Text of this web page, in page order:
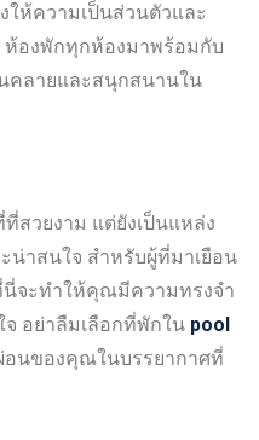
ให้ความเป็นส่วนตัวและ
ห้องพักทุกห้องมาพร้อมกับ
คลายและสนุกสนานใน
สวยงาม แต่ยังเป็นแหล่ง
น่าสนใจ สำหรับผู้ที่มาเยือน
จะทำให้คุณมีความทรงจำ
อย่าลืมเลือกที่พักใน pool
อนของคุณในบรรยากาศที่